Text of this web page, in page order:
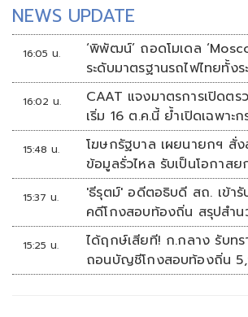
NEWS UPDATE
16:05 น.
‘พิพัฒน์’ ถอดโมเดล
ระดับมาตรฐานรถไฟไทยทั้งร
16:02 น.
CAAT แจงมาตรการเปิดตร
เริ่ม 16 ต.ค.นี้ ย้ำเปิดเฉพา
15:48 น.
โฆษกรัฐบาล เผยนายกฯ สั่
ข้อมูลรั่วไหล รับเป็นโอกาสย
มั่นคงปลอดภัยข้อมูลภาครัฐ
15:37 น.
'ธีรุตม์' อดีตอธิบดี สถ. เข้า
คดีโกงสอบท้องถิ่น สรุปสำน
สัปดาห์หน้า
15:25 น.
ได้ฤกษ์เสียที! ก.กลาง รับท
ถอนบัญชีโกงสอบท้องถิ่น